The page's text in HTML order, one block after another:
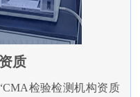
质
检验检测机构资质